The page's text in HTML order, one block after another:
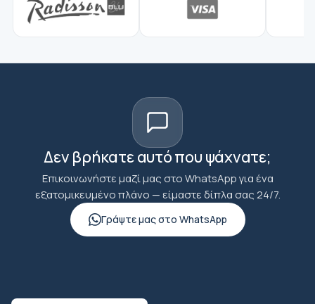
Δεν βρήκατε αυτό που ψάχνατε;
Επικοινωνήστε μαζί μας στο WhatsApp για ένα
εξατομικευμένο πλάνο — είμαστε δίπλα σας 24/7.
Γράψτε μας στο WhatsApp